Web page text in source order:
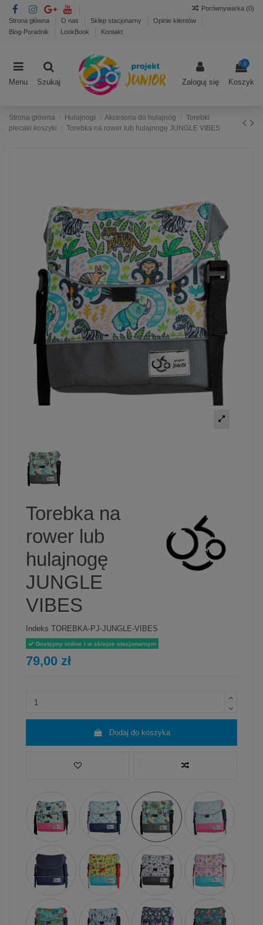
Strona główna O nas Sklep stacjonarny
Opinie klientów
Blog-Poradnik
LookBook Kontakt
Porównywarka (0)
Menu Szukaj Zaloguj się
0
Koszyk
Strona główna Hulajnogi Akcesoria do hulajnóg
Torebki
plecaki koszyki
Torebka na rower lub hulajnogę JUNGLE VIBES
Torebka na
rower lub
hulajnogę
JUNGLE
VIBES
Indeks TOREBKA-PJ-JUNGLE-VIBES
Dostępny online i w sklepie stacjonarnym
79,00 zł
Dodaj do koszyka